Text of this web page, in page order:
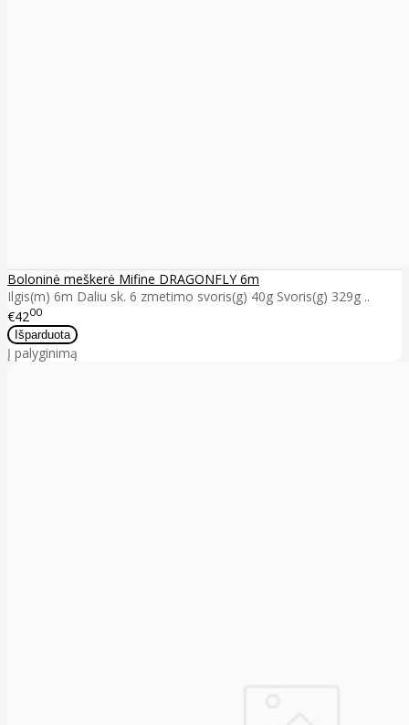
Boloninė meškerė Mifine DRAGONFLY 6m
Ilgis(m) 6m Daliu sk. 6 zmetimo svoris(g) 40g Svoris(g) 329g ..
€4200
Į palyginimą